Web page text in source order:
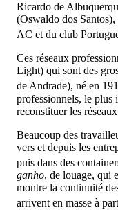
Ricardo de
(Oswaldo dos Santos),
AC et du club
Ces réseaux
Light) qui sont des
de Andrade), né en
professionnels, le plus
reconstituer les
Beaucoup des
vers et depuis les
puis dans des
ganho, de louage, qui
montre la continuité
arrivent en masse à